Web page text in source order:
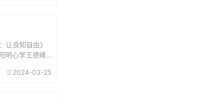
让良知自由》
明心学王德峰
2024-03-25